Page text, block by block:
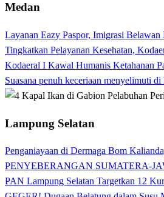
Medan
Layanan Eazy Paspor, Imigrasi
Tingkatkan Pelayanan Kesehatan,
Kodaeral I Kawal Humanis Ketahanan
Suasana penuh keceriaan menyelimuti
Lampung Selatan
Penganiayaan di Dermaga Bom
PENYEBERANGAN SUMATERA-
PAN Lampung Selatan Targetkan 12